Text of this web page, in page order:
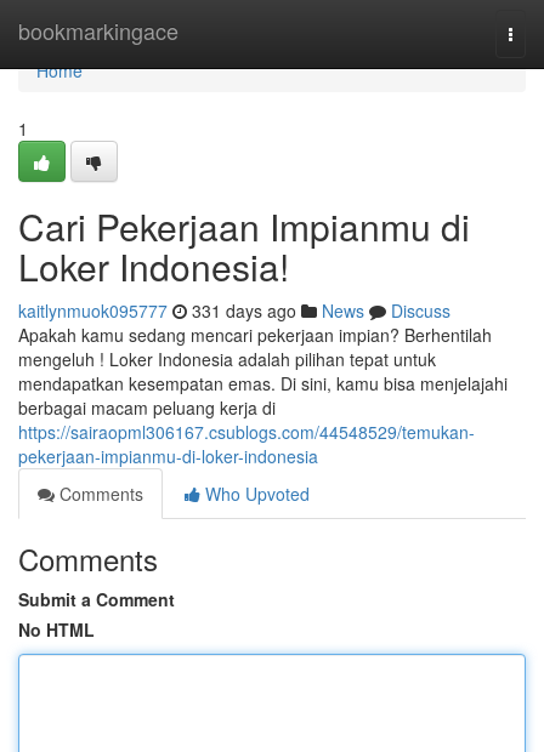
bookmarkingace
Home
Home
1
Cari Pekerjaan Impianmu di
Loker Indonesia!
kaitlynmuok095777 331 days ago News
Discuss
Apakah kamu sedang mencari pekerjaan impian? Berhentilah
mengeluh ! Loker Indonesia adalah pilihan tepat untuk
mendapatkan kesempatan emas. Di sini, kamu bisa menjelajahi
berbagai macam peluang kerja di
https://sairaopml306167.csublogs.com/44548529/temukan-
pekerjaan-impianmu-di-loker-indonesia
Comments
Who Upvoted
Comments
Submit a Comment
No HTML